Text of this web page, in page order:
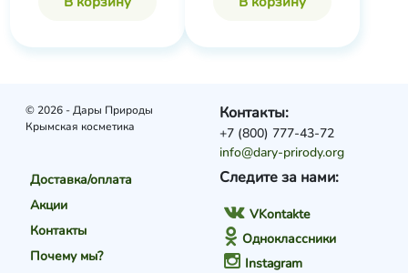
© 2026 - Дары Природы
Крымская косметика
Доставка/оплата
Акции
Контакты
Почему мы?
Следите за нами:
VKontakte
Одноклассники
Instagram
Контакты:
+7 (800) 777-43-72
info@dary-prirody.org